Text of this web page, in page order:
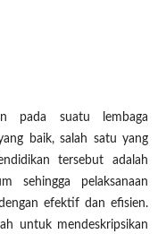
pada suatu lembaga
baik, salah satu yang
tersebut adalah
sehingga pelaksanaan
efektif dan efisien.
untuk mendeskripsikan